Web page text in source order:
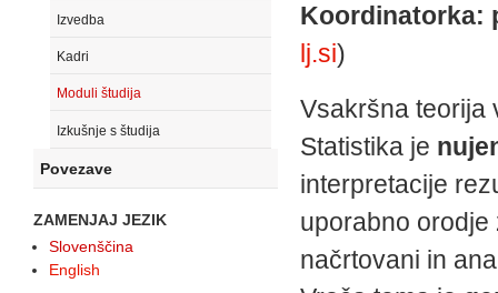
Koordinatorka:
lj.si)
Vsakršna teorija
Statistika je
interpretacije
uporabno
načrtovani in
Izvedba
Kadri
Moduli študija
Izkušnje s študija
Povezave
ZAMENJAJ JEZIK
Slovenščina
English